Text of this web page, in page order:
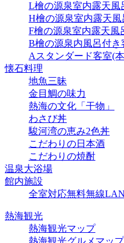
L檜の源泉室内露天風
H檜の源泉室内露天
F檜の源泉室内露天風
B檜の源泉内風呂付き
Aスタンダード客室(
懐石料理
地魚三昧
金目鯛の味力
熱海の文化「干物」
わさび丼
駿河湾の恵み2色丼
こだわりの日本酒
こだわりの焼酎
温泉大浴場
館内施設
全室対応無料無線LAN
熱海観光
熱海観光マップ